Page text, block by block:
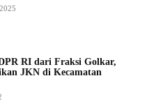
RI dari Fraksi Golkar,
JKN di Kecamatan